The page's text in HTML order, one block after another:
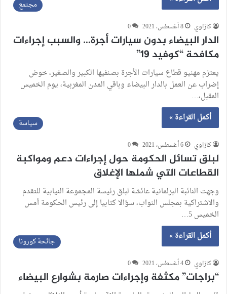
مجتمع
كازاوي 8 أغسطس، 2021 0
الدار البيضاء بدون سيارات أجرة… والسبب إجراءات
مكافحة “كوفيد 19”
يعتزم مهنيو قطاع سيارات الأجرة بصنفيها الكبير والصغير، خوض
إضراب عن العمل بالدار البيضاء وباقي المدن المغربية، يوم الخميس
المقبل،…
أكمل القراءة »
سياسة
كازاوي 6 أغسطس، 2021 0
لبلق تسائل الحكومة حول إجراءات دعم ومواكبة
القطاعات التي شملها الإغلاق
وجهت النائبة البرلمانية عائشة لبلق رئيسة المجموعة النيابية للتقدم
والاشتراكية بمجلس النواب، سؤالا كتابيا إلى رئيس الحكومة أمس
الخميس 5…
أكمل القراءة »
جائحة كورونا
كازاوي 4 أغسطس، 2021 0
“براجات” مكثفة وإجراءات صارمة بشوارع البيضاء